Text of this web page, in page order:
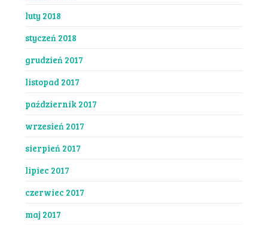
luty 2018
styczeń 2018
grudzień 2017
listopad 2017
październik 2017
wrzesień 2017
sierpień 2017
lipiec 2017
czerwiec 2017
maj 2017